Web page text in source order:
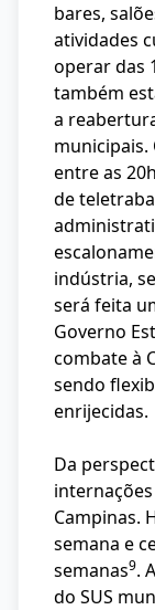
bares,
atividades
operar das
também
a
entre as
de
indústria,
será feita
Governo
combate à
sendo
enrijecidas.
Da
Campinas.
semana e
semanas9.
do SUS